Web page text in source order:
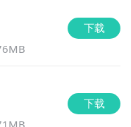
下载
下载